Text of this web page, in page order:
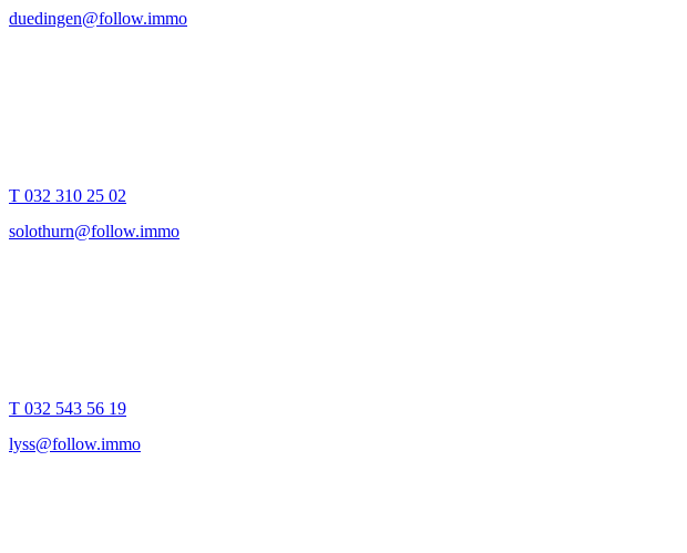
duedingen@follow.immo
T 032 310 25 02
solothurn@follow.immo
T 032 543 56 19
lyss@follow.immo